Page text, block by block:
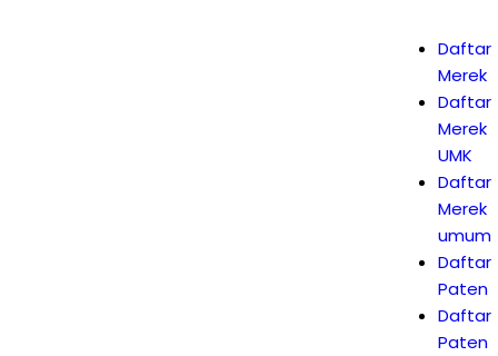
Daftar
Merek
Daftar
Merek
UMK
Daftar
Merek
umum
Daftar
Paten
Daftar
Paten